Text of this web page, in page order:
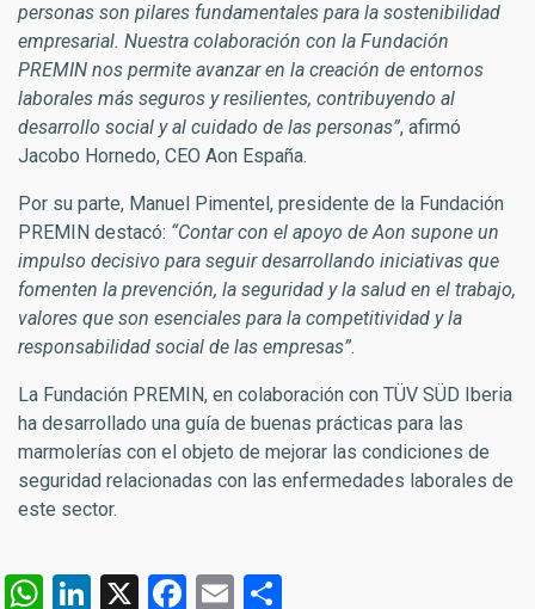
personas son pilares fundamentales para la sostenibilidad
empresarial. Nuestra colaboración con la Fundación
PREMIN nos permite avanzar en la creación de entornos
laborales más seguros y resilientes, contribuyendo al
desarrollo social y al cuidado de las personas”, afirmó
Jacobo Hornedo, CEO Aon España.
Por su parte, Manuel Pimentel, presidente de la Fundación
PREMIN destacó: “Contar con el apoyo de Aon supone un
impulso decisivo para seguir desarrollando iniciativas que
fomenten la prevención, la seguridad y la salud en el trabajo,
valores que son esenciales para la competitividad y la
responsabilidad social de las empresas”.
La Fundación PREMIN, en colaboración con TÜV SÜD Iberia
ha desarrollado una guía de buenas prácticas para las
marmolerías con el objeto de mejorar las condiciones de
seguridad relacionadas con las enfermedades laborales de
este sector.
W
Li
X
F
E